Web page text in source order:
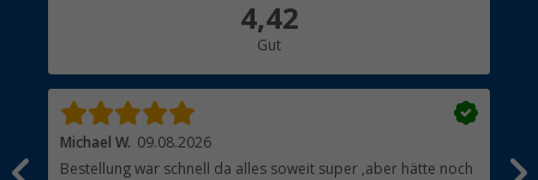
4,42
Gut
Michael W. 09.08.2026
Bestellung war schnell da alles soweit super ,aber hätte noch
Ich